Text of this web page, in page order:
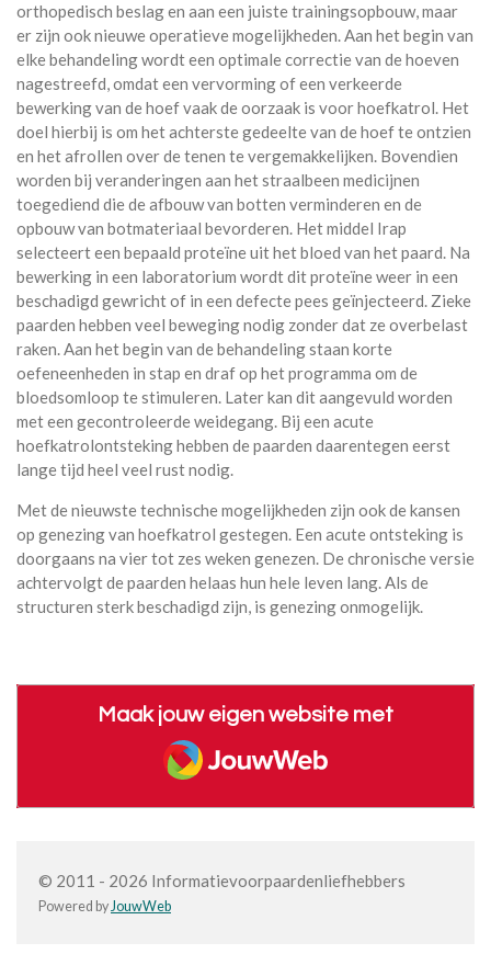
orthopedisch beslag en aan een juiste trainingsopbouw, maar
er zijn ook nieuwe operatieve mogelijkheden. Aan het begin van
elke behandeling wordt een optimale correctie van de hoeven
nagestreefd, omdat een vervorming of een verkeerde
bewerking van de hoef vaak de oorzaak is voor hoefkatrol. Het
doel hierbij is om het achterste gedeelte van de hoef te ontzien
en het afrollen over de tenen te vergemakkelijken. Bovendien
worden bij veranderingen aan het straalbeen medicijnen
toegediend die de afbouw van botten verminderen en de
opbouw van botmateriaal bevorderen. Het middel Irap
selecteert een bepaald proteïne uit het bloed van het paard. Na
bewerking in een laboratorium wordt dit proteïne weer in een
beschadigd gewricht of in een defecte pees geïnjecteerd. Zieke
paarden hebben veel beweging nodig zonder dat ze overbelast
raken. Aan het begin van de behandeling staan korte
oefeneenheden in stap en draf op het programma om de
bloedsomloop te stimuleren. Later kan dit aangevuld worden
met een gecontroleerde weidegang. Bij een acute
hoefkatrolontsteking hebben de paarden daarentegen eerst
lange tijd heel veel rust nodig.
Met de nieuwste technische mogelijkheden zijn ook de kansen
op genezing van hoefkatrol gestegen. Een acute ontsteking is
doorgaans na vier tot zes weken genezen. De chronische versie
achtervolgt de paarden helaas hun hele leven lang. Als de
structuren sterk beschadigd zijn, is genezing onmogelijk.
Maak jouw eigen website met
JouwWeb
© 2011 - 2026 Informatievoorpaardenliefhebbers
Powered byJouwWeb